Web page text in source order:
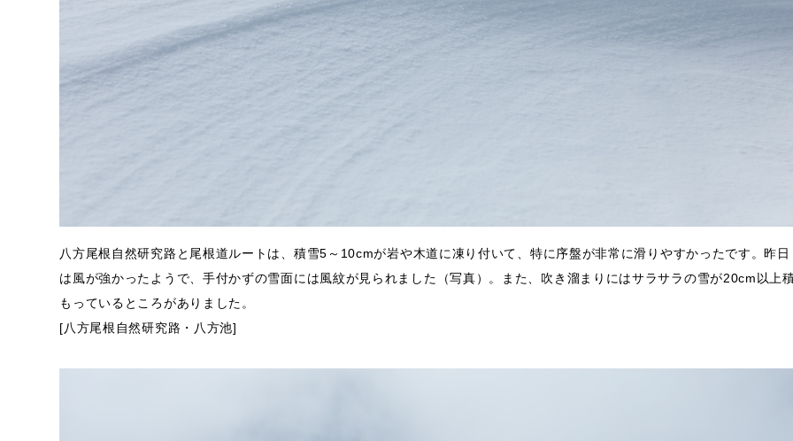
八方尾根自然研究路と尾根道ルートは、積雪5～10cmが岩や木道に凍り付いて、特に序盤が非常に滑りやすかったです。昨日
は風が強かったようで、手付かずの雪面には風紋が見られました（写真）。また、吹き溜まりにはサラサラの雪が20cm以上
もっているところがありました。
[八方尾根自然研究路・八方池]